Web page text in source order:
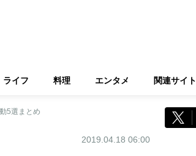
ライフ 料理 エンタメ 関連サイト
5選まとめ
2019.04.18 06:00